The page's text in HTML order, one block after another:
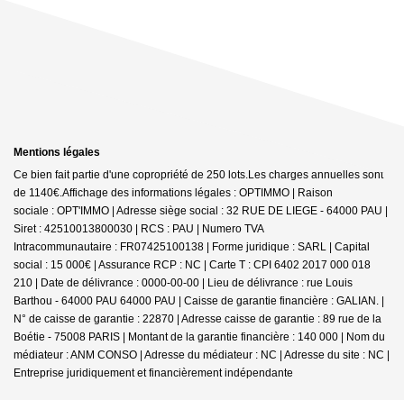
Mentions légales
Ce bien fait partie d'une copropriété de 250 lots.Les charges annuelles sont
de 1140€. Affichage des informations légales : OPTIMMO | Raison
sociale : OPT'IMMO | Adresse siège social : 32 RUE DE LIEGE - 64000 PAU |
Siret : 42510013800030 | RCS : PAU | Numero TVA
Intracommunautaire : FR07425100138 | Forme juridique : SARL | Capital
social : 15 000€ | Assurance RCP : NC | Carte T : CPI 6402 2017 000 018
210 | Date de délivrance : 0000-00-00 | Lieu de délivrance : rue Louis
Barthou - 64000 PAU 64000 PAU | Caisse de garantie financière : GALIAN. |
N° de caisse de garantie : 22870 | Adresse caisse de garantie : 89 rue de la
Boétie - 75008 PARIS | Montant de la garantie financière : 140 000 | Nom du
médiateur : ANM CONSO | Adresse du médiateur : NC | Adresse du site : NC |
Entreprise juridiquement et financièrement indépendante